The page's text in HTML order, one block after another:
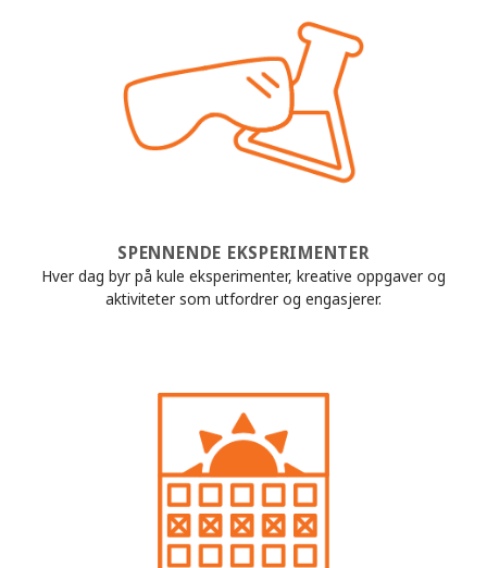
SPENNENDE EKSPERIMENTER
Hver dag byr på kule eksperimenter, kreative oppgaver og
aktiviteter som utfordrer og engasjerer.